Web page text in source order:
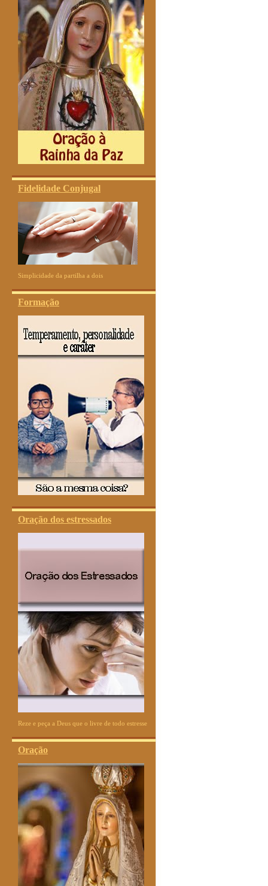
Fidelidade Conjugal
Simplicidade da partilha a dois
Formação
Oração dos estressados
Reze e peça a Deus que o livre de todo estresse
Oração